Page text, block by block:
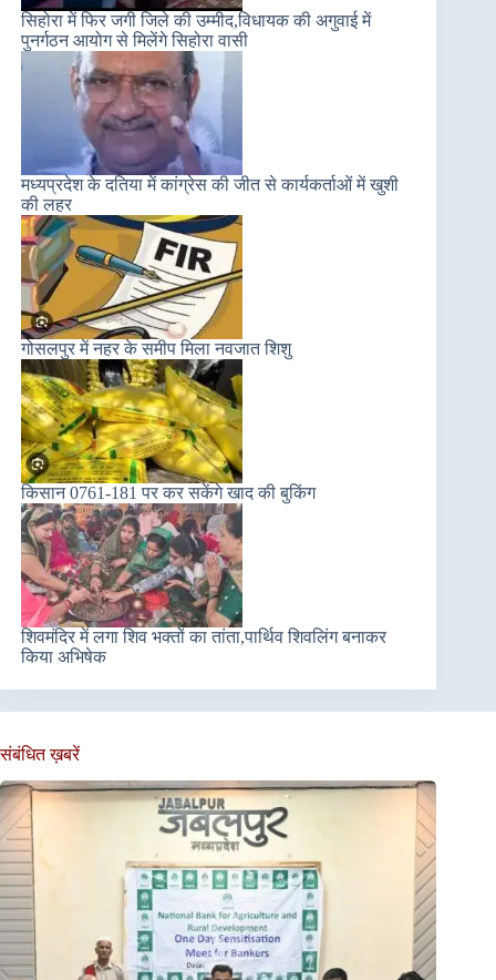
सिहोरा में फिर जगी जिले की उम्मीद,विधायक की अगुवाई में
पुनर्गठन आयोग से मिलेंगे सिहोरा वासी
मध्यप्रदेश के दतिया में कांग्रेस की जीत से कार्यकर्ताओं में खुशी
की लहर
गोसलपुर में नहर के समीप मिला नवजात शिशु
किसान 0761-181 पर कर सकेंगे खाद की बुकिंग
शिवमंदिर में लगा शिव भक्तों का तांता,पार्थिव शिवलिंग बनाकर
किया अभिषेक
संबंधित ख़बरें